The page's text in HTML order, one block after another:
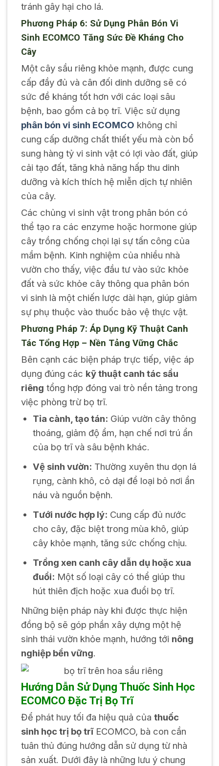
tránh gây hại cho lá.
Phương Pháp 6: Sử Dụng Phân Bón Vi
Sinh ECOMCO Tăng Sức Đề Kháng Cho
Cây
Một cây sầu riêng khỏe mạnh, được cung
cấp đầy đủ và cân đối dinh dưỡng sẽ có
sức đề kháng tốt hơn với các loại sâu
bệnh, bao gồm cả bọ trĩ. Việc sử dụng
phân bón vi sinh ECOMCO không chỉ
cung cấp dưỡng chất thiết yếu mà còn bổ
sung hàng tỷ vi sinh vật có lợi vào đất, giúp
cải tạo đất, tăng khả năng hấp thu dinh
dưỡng và kích thích hệ miễn dịch tự nhiên
của cây.
Các chủng vi sinh vật trong phân bón có
thể tạo ra các enzyme hoặc hormone giúp
cây trồng chống chọi lại sự tấn công của
mầm bệnh. Kinh nghiệm của nhiều nhà
vườn cho thấy, việc đầu tư vào sức khỏe
đất và sức khỏe cây thông qua phân bón
vi sinh là một chiến lược dài hạn, giúp giảm
sự phụ thuộc vào thuốc bảo vệ thực vật.
Phương Pháp 7: Áp Dụng Kỹ Thuật Canh
Tác Tổng Hợp – Nền Tảng Vững Chắc
Bên cạnh các biện pháp trực tiếp, việc áp
dụng đúng các kỹ thuật canh tác sầu
riêng tổng hợp đóng vai trò nền tảng trong
việc phòng trừ bọ trĩ.
Tỉa cành, tạo tán: Giúp vườn cây thông
thoáng, giảm độ ẩm, hạn chế nơi trú ẩn
của bọ trĩ và sâu bệnh khác.
Vệ sinh vườn: Thường xuyên thu dọn lá
rụng, cành khô, cỏ dại để loại bỏ nơi ẩn
náu và nguồn bệnh.
Tưới nước hợp lý: Cung cấp đủ nước
cho cây, đặc biệt trong mùa khô, giúp
cây khỏe mạnh, tăng sức chống chịu.
Trồng xen canh cây dẫn dụ hoặc xua
đuổi: Một số loại cây có thể giúp thu
hút thiên địch hoặc xua đuổi bọ trĩ.
Những biện pháp này khi được thực hiện
đồng bộ sẽ góp phần xây dựng một hệ
sinh thái vườn khỏe mạnh, hướng tới nông
nghiệp bền vững.
Hướng Dẫn Sử Dụng Thuốc Sinh Học
ECOMCO Đặc Trị Bọ Trĩ
Để phát huy tối đa hiệu quả của thuốc
sinh học trị bọ trĩECOMCO, bà con cần
tuân thủ đúng hướng dẫn sử dụng từ nhà
sản xuất. Dưới đây là những lưu ý chung